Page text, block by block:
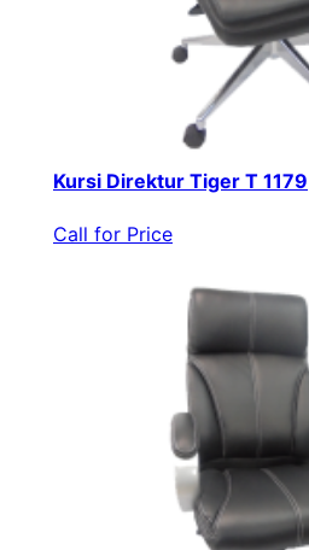
Kursi Direktur Tiger T 1179
Call for Price